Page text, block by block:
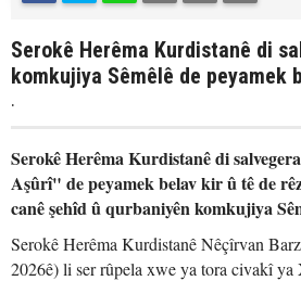
Serokê Herêma Kurdistanê di
komkujiya Sêmêlê de peyamek
.
Serokê Herêma Kurdistanê di
Aşûrî" de peyamek belav kir û tê de
canê şehîd û qurbaniyên komkujiya
Serokê Herêma Kurdistanê Nêçîrvan
2026ê) li ser rûpela xwe ya tora civakî